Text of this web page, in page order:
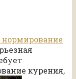
нормирование
курения,